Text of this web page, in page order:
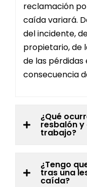
reclamación
caída variará.
del incidente,
propietario, de
de las
consecuencia
¿Qué
resbalón
trabajo?
¿Tengo
tras una
caída?